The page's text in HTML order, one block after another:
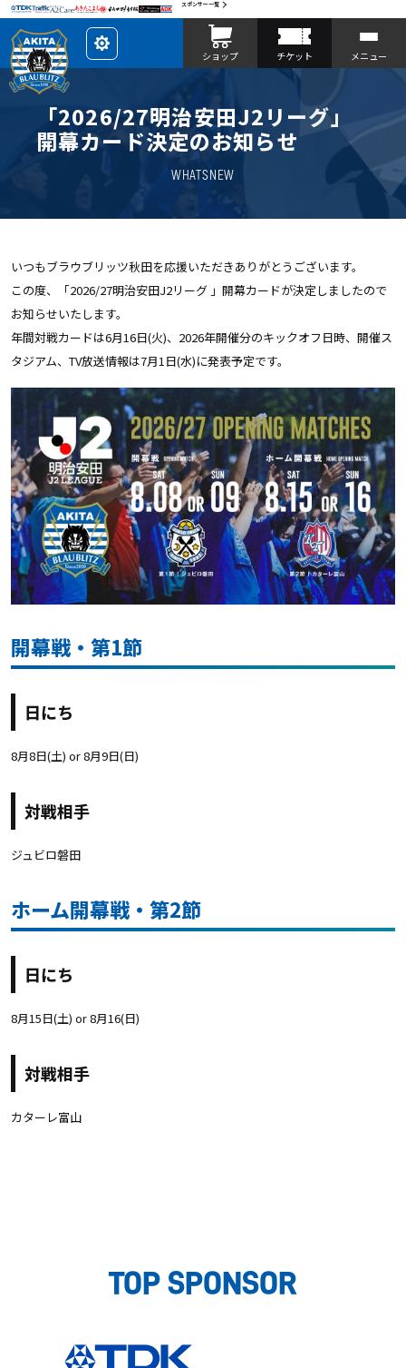
スポンサー一覧
レ
イ
ア
を
カ
ス
タ
ショップ チケット メニュー
「2026/27明治安田J2リーグ」
開幕カード決定のお知らせ
WHATSNEW
いつもブラウブリッツ秋田を応援いただきありがとうございます。
この度、「2026/27明治安田J2リーグ 」開幕カードが決定しましたので
お知らせいたします。
年間対戦カードは6月16日(火)、2026年開催分のキックオフ日時、開催ス
タジアム、TV放送情報は7月1日(水)に発表予定です。
開幕戦・第1節
日にち
8月8日(土) or 8月9日(日)
対戦相手
ジュビロ磐田
ホーム開幕戦・第2節
日にち
8月15日(土) or 8月16(日)
対戦相手
カターレ富山
TOP SPONSOR